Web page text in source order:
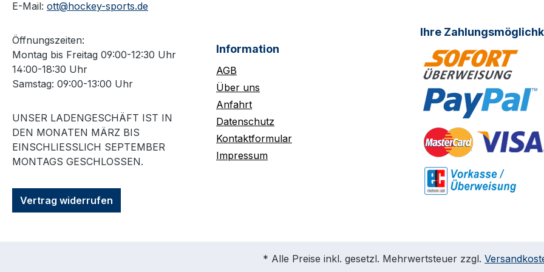
E-Mail: ott@hockey-sports.de
Öffnungszeiten:
Montag bis Freitag 09:00-12:30 Uhr
14:00-18:30 Uhr
Samstag: 09:00-13:00 Uhr
UNSER LADENGESCHÄFT IST IN
DEN MONATEN MÄRZ BIS
EINSCHLIESSLICH SEPTEMBER M
ONTAGS GESCHLOSSEN.
Vertrag widerrufen
Information
AGB
Über uns
Anfahrt
Datenschutz
Kontaktformular
Impressum
Ihre
* Alle Preise inkl. gesetzl. Mehrwertsteuer zzgl.